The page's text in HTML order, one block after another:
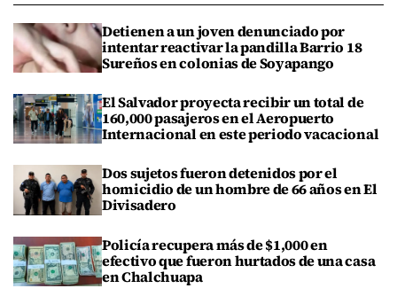
Detienen a un joven denunciado por
intentar reactivar la pandilla Barrio 18
Sureños en colonias de Soyapango
El Salvador proyecta recibir un total de
160,000 pasajeros en el Aeropuerto
Internacional en este periodo vacacional
Dos sujetos fueron detenidos por el
homicidio de un hombre de 66 años en El
Divisadero
Policía recupera más de $1,000 en
efectivo que fueron hurtados de una casa
en Chalchuapa